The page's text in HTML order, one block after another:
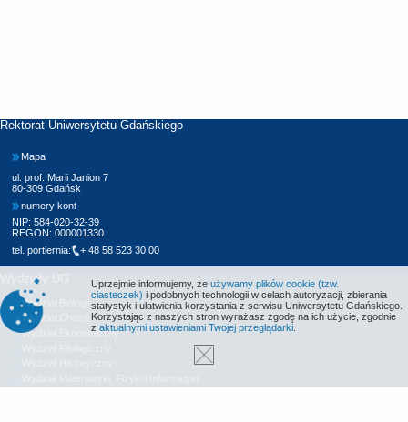
Rektorat Uniwersytetu Gdańskiego
Mapa
ul. prof. Marii Janion 7
80-309 Gdańsk
numery kont
NIP: 584-020-32-39
REGON: 000001330
tel. portiernia:
+ 48 58 523 30 00
Wydziały UG
Wydział Biologii
Wydział Chemii
Wydział Ekonomiczny
Uprzejmie informujemy, że używamy plików cookie (tzw.
ciasteczek) i podobnych technologii w celach autoryzacji, zbierania
statystyk i ułatwienia korzystania z serwisu Uniwersytetu Gdańskiego.
Korzystając z naszych stron wyrażasz zgodę na ich użycie, zgodnie
z aktualnymi ustawieniami Twojej przeglądarki